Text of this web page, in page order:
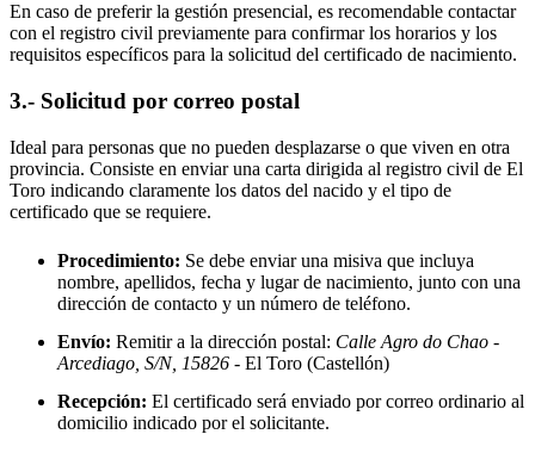
En caso de preferir la gestión presencial, es recomendable contactar
con el registro civil previamente para confirmar los horarios y los
requisitos específicos para la solicitud del certificado de nacimiento.
3.- Solicitud por correo postal
Ideal para personas que no pueden desplazarse o que viven en otra
provincia. Consiste en enviar una carta dirigida al registro civil de El
Toro indicando claramente los datos del nacido y el tipo de
certificado que se requiere.
Procedimiento: Se debe enviar una misiva que incluya
nombre, apellidos, fecha y lugar de nacimiento, junto con una
dirección de contacto y un número de teléfono.
Envío: Remitir a la dirección postal: Calle Agro do Chao -
Arcediago, S/N, 15826 - El Toro (Castellón)
Recepción: El certificado será enviado por correo ordinario al
domicilio indicado por el solicitante.